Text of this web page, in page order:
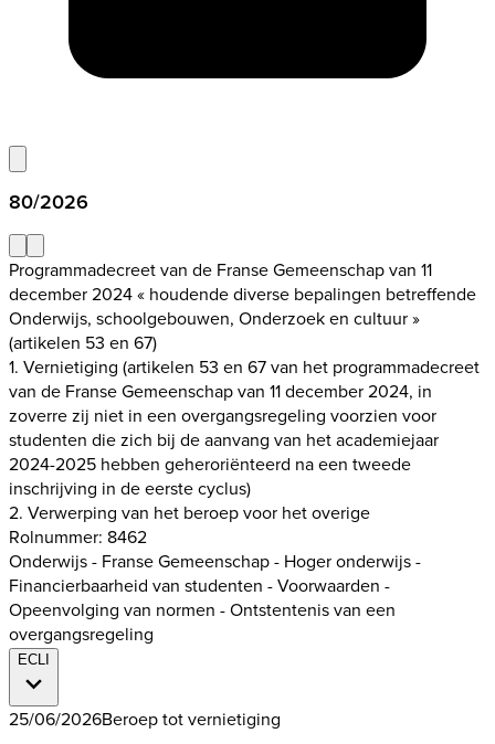
80/2026
Programmadecreet van de Franse Gemeenschap van 11
december 2024 « houdende diverse bepalingen betreffende
Onderwijs, schoolgebouwen, Onderzoek en cultuur »
(artikelen 53 en 67)
1. Vernietiging (artikelen 53 en 67 van het programmadecreet
van de Franse Gemeenschap van 11 december 2024, in
zoverre zij niet in een overgangsregeling voorzien voor
studenten die zich bij de aanvang van het academiejaar
2024-2025 hebben geheroriënteerd na een tweede
inschrijving in de eerste cyclus)
2. Verwerping van het beroep voor het overige
Rolnummer: 8462
Onderwijs - Franse Gemeenschap - Hoger onderwijs -
Financierbaarheid van studenten - Voorwaarden -
Opeenvolging van normen - Ontstentenis van een
overgangsregeling
ECLI
25/06/2026Beroep tot vernietiging